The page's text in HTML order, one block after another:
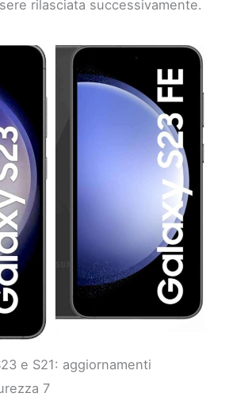
rilasciata successivamente.
e S21: aggiornamenti
7